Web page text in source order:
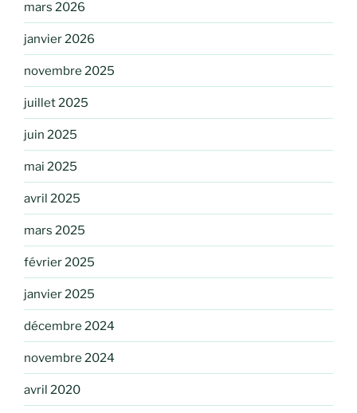
mars 2026
janvier 2026
novembre 2025
juillet 2025
juin 2025
mai 2025
avril 2025
mars 2025
février 2025
janvier 2025
décembre 2024
novembre 2024
avril 2020